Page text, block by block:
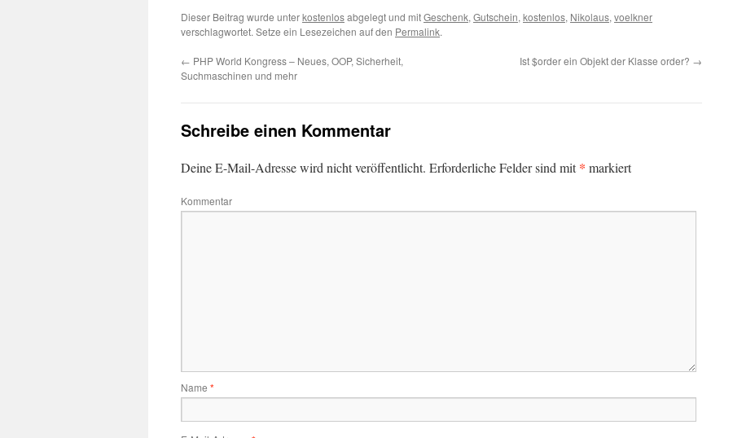
Dieser Beitrag wurde unterkostenlosabgelegt und mitGeschenk, Gutschein, kostenlos, Nikolaus, voelkner
verschlagwortet. Setze ein Lesezeichen auf den Permalink.
← PHP World Kongress – Neues, OOP, Sicherheit,
Suchmaschinen und mehr
Ist $order ein Objekt der Klasse order? →
Schreibe einen Kommentar
Deine E-Mail-Adresse wird nicht veröffentlicht. Erforderliche Felder sind mit* markiert
Kommentar
Name *